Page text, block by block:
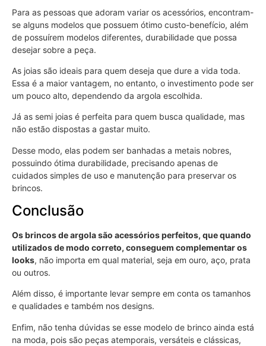
Para as pessoas que adoram variar os acessórios, encontram-
se alguns modelos que possuem ótimo custo-benefício, além
de possuírem modelos diferentes, durabilidade que possa
desejar sobre a peça.
As joias são ideais para quem deseja que dure a vida toda.
Essa é a maior vantagem, no entanto, o investimento pode ser
um pouco alto, dependendo da argola escolhida.
Já as semi joias é perfeita para quem busca qualidade, mas
não estão dispostas a gastar muito.
Desse modo, elas podem ser banhadas a metais nobres,
possuindo ótima durabilidade, precisando apenas de
cuidados simples de uso e manutenção para preservar os
brincos.
Conclusão
Os brincos de argola são acessórios perfeitos, que quando
utilizados de modo correto, conseguem complementar os
looks, não importa em qual material, seja em ouro, aço, prata
ou outros.
Além disso, é importante levar sempre em conta os tamanhos
e qualidades e também nos designs.
Enfim, não tenha dúvidas se esse modelo de brinco ainda está
na moda, pois são peças atemporais, versáteis e clássicas,